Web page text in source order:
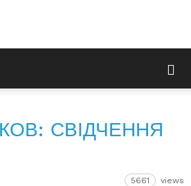
СВІДЧЕННЯ
5661 views